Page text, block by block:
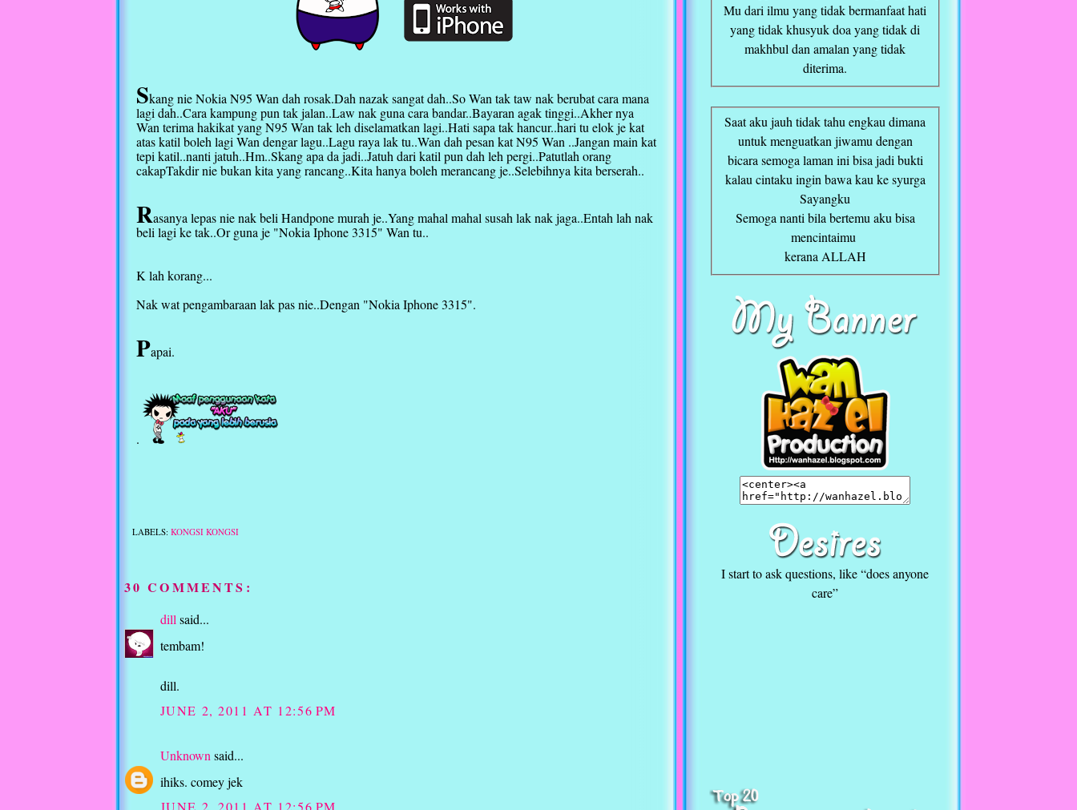
Skang nie Nokia N95 Wan dah rosak.Dah nazak sangat dah..So Wan tak taw nak berubat cara mana
lagi dah..Cara kampung pun tak jalan..Law nak guna cara bandar..Bayaran agak tinggi..Akher nya
Wan terima hakikat yang N95 Wan tak leh diselamatkan lagi..Hati sapa tak hancur..hari tu elok je kat
atas katil boleh lagi Wan dengar lagu..Lagu raya lak tu..Wan dah pesan kat N95 Wan ..Jangan main kat
tepi katil..nanti jatuh..Hm..Skang apa da jadi..Jatuh dari katil pun dah leh pergi..Patutlah orang
cakapTakdir nie bukan kita yang rancang..Kita hanya boleh merancang je..Selebihnya kita berserah..
Rasanya lepas nie nak beli Handpone murah je..Yang mahal mahal susah lak nak jaga..Entah lah nak
beli lagi ke tak..Or guna je "Nokia Iphone 3315" Wan tu..
K lah korang...
Nak wat pengambaraan lak pas nie..Dengan "Nokia Iphone 3315".
Papai.
.
LABELS: KONGSI KONGSI
30 COMMENTS:
dill said...
tembam!
dill.
JUNE 2, 2011 AT 12:56 PM
Unknown said...
ihiks. comey jek
JUNE 2, 2011 AT 12:56 PM
Mu dari ilmu yang tidak bermanfaat hati
yang tidak khusyuk doa yang tidak di
makhbul dan amalan yang tidak
diterima.
Saat aku jauh tidak tahu engkau dimana
untuk menguatkan jiwamu dengan
bicara semoga laman ini bisa jadi bukti
kalau cintaku ingin bawa kau ke syurga
Sayangku
Semoga nanti bila bertemu aku bisa
mencintaimu
kerana ALLAH
I start to ask questions, like “does anyone
care”